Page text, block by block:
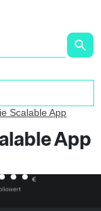
Scalable App
App